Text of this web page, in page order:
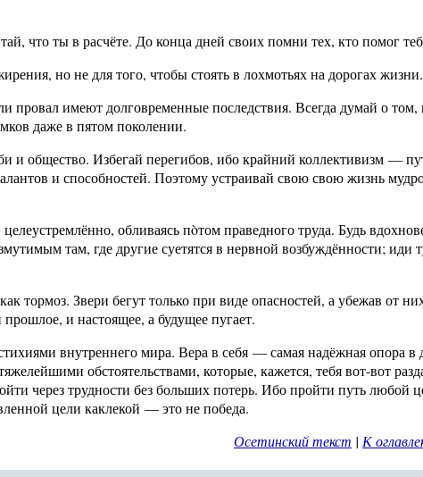
что ты в расчёте. До конца дней своих помни тех, кто помог
но не для того, чтобы стоять в лохмотьях на дорогах жизни.
провал имеют долговременные последствия. Всегда думай о том,
даже в пятом поколении.
и общество. Избегай перегибов, ибо крайний коллективизм —
и способностей. Поэтому устраивай свою свою жизнь
обливаясь пòтом праведного труда. Будь
там, где другие суетятся в нервной возбуждённости; иди
тормоз. Звери бегут только при виде опасностей, а убежав от
и настоящее, а будущее пугает.
внутреннего мира. Вера в себя — самая надёжная опора в
обстоятельствами, которые, кажется, тебя вот-вот
через трудности без больших потерь. Ибо пройти путь любой
цели каклекой — это не победа.
Осетинский текст | К